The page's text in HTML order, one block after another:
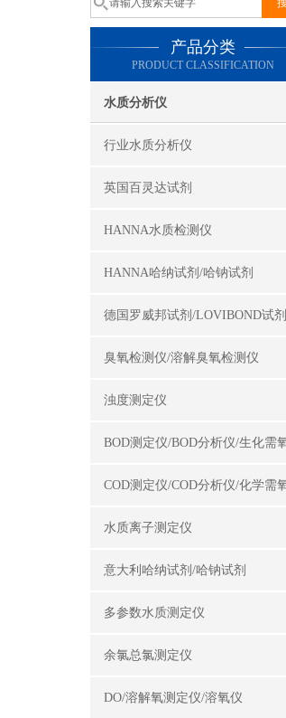
产品分类
PRODUCT CLASSIFICATION
水质分析仪
行业水质分析仪
英国百灵达试剂
HANNA水质检测仪
HANNA哈纳试剂/哈钠试剂
臭氧检测仪/溶解臭氧检测仪
浊度测定仪
水质离子测定仪
意大利哈纳试剂/哈钠试剂
多参数水质测定仪
余氯总氯测定仪
DO/溶解氧测定仪/溶氧仪